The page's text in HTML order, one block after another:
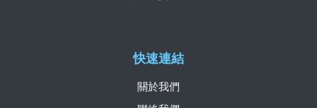
快速連結
關於我們